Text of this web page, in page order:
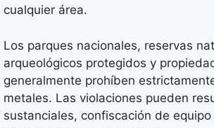
cualquier área.
Los parques nacionales, reservas
arqueológicos protegidos y
generalmente prohíben
metales. Las violaciones pueden
sustanciales, confiscación de